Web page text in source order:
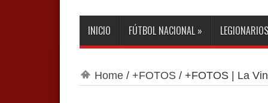
INICIO FÚTBOL NACIONAL » LEGIONARIOS
Home/ +FOTOS/ +FOTOS | La